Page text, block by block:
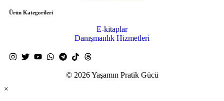
Ürün Kategorileri
E-kitaplar
Danışmanlık Hizmetleri
© 2026 Yaşamın Pratik Gücü
×